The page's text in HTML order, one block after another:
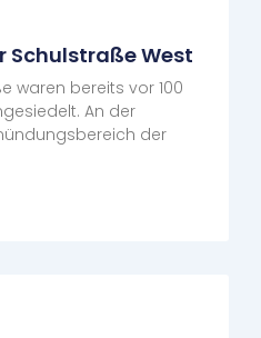
Schulstraße West
waren bereits vor 100
An der
der